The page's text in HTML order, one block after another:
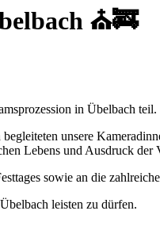
⛪🚒
in Übelbach teil.
unsere
Lebens und Ausdruck der
sowie an die
leisten zu dürfen.